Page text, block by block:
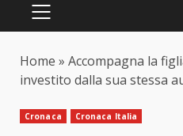
PRIMARY
Home » Accompagna la
investito dalla sua stessa
Cronaca Cronaca Italia